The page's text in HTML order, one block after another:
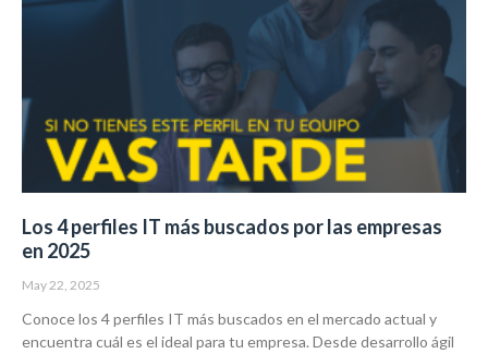
Los 4 perfiles IT más buscados por las empresas
en 2025
May 22, 2025
Conoce los 4 perfiles IT más buscados en el mercado actual y
encuentra cuál es el ideal para tu empresa. Desde desarrollo ágil